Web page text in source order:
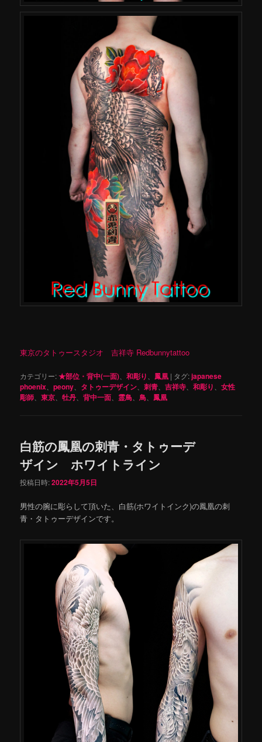
東京のタトゥースタジオ 吉祥寺 Redbunnytattoo
カテゴリー:★部位・背中(一面)、和彫り、鳳凰 | タグ:japanese
phoenix、peony、 タトゥーデザイン、刺青、吉祥寺、和彫り、女性
彫師、東京、牡丹、背中一面、 霊鳥、鳥、鳳凰
白筋の鳳凰の刺青・タトゥーデ
ザイン ホワイトライン
投稿日時:2022年5月5日
男性の腕に彫らして頂いた、白筋(ホワイトインク)の鳳凰の刺
青・タトゥーデザインです。